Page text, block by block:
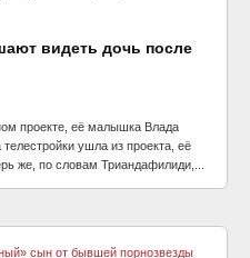
видеть дочь после
проекте, её малышка Влада
ушла из проекта, её
же, по словам Триандафилиди,...